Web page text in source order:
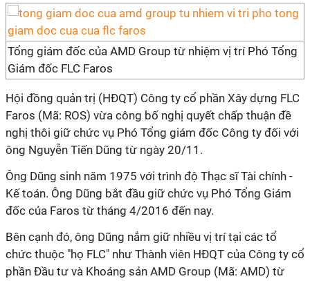
Tổng giám đốc của AMD Group từ nhiệm vị trí Phó Tổng
Giám đốc FLC Faros
Hội đồng quản trị (HĐQT) Công ty cổ phần Xây dựng FLC
Faros (Mã: ROS) vừa công bố nghị quyết chấp thuận đề
nghị thôi giữ chức vụ Phó Tổng giám đốc Công ty đối với
ông Nguyễn Tiến Dũng từ ngày 20/11.
Ông Dũng sinh năm 1975 với trình độ Thạc sĩ Tài chính -
Kế toán. Ông Dũng bắt đầu giữ chức vụ Phó Tổng Giám
đốc của Faros từ tháng 4/2016 đến nay.
Bên cạnh đó, ông Dũng nắm giữ nhiều vị trí tại các tổ
chức thuộc "họ FLC" như Thành viên HĐQT của Công ty cổ
phần Đầu tư và Khoáng sản AMD Group (Mã: AMD) từ